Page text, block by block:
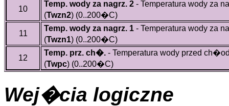
10
Temp. wody za nagrz. 2- Temperatura wody za
(Twzn2)(0..200�C)
11
Temp. wody za nagrz. 1- Temperatura wody za
(Twzn1)(0..200�C)
12
Temp. prz. ch�.- Temperatura wody przed
(Twpc)(0..200�C)
Wej�cia logiczne